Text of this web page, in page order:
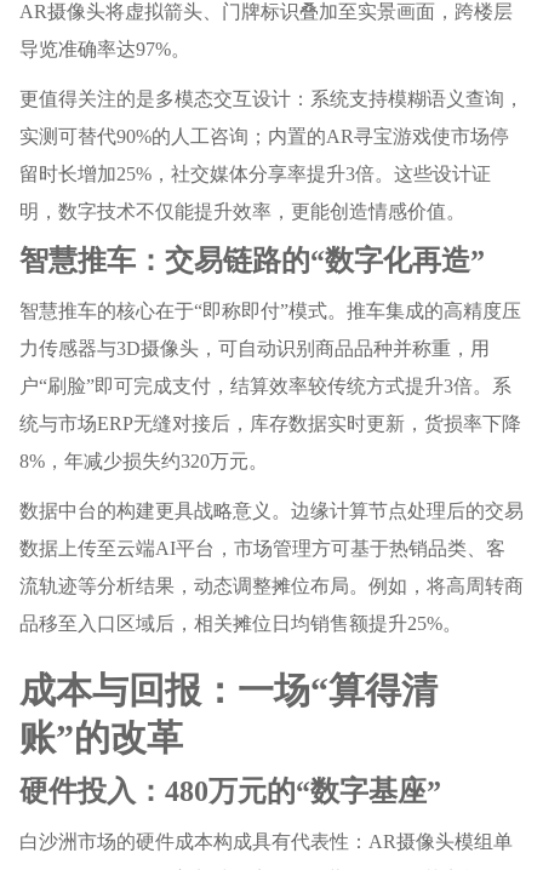
AR摄像头将虚拟箭头、门牌标识叠加至实景画面，跨楼层
导览准确率达97%。
更值得关注的是多模态交互设计：系统支持模糊语义查询，
实测可替代90%的人工咨询；内置的AR寻宝游戏使市场停
留时长增加25%，社交媒体分享率提升3倍。这些设计证
明，数字技术不仅能提升效率，更能创造情感价值。
智慧推车：交易链路的“数字化再造”
智慧推车的核心在于“即称即付”模式。推车集成的高精度压
力传感器与3D摄像头，可自动识别商品品种并称重，用
户“刷脸”即可完成支付，结算效率较传统方式提升3倍。系
统与市场ERP无缝对接后，库存数据实时更新，货损率下降
8%，年减少损失约320万元。
数据中台的构建更具战略意义。边缘计算节点处理后的交易
数据上传至云端AI平台，市场管理方可基于热销品类、客
流轨迹等分析结果，动态调整摊位布局。例如，将高周转商
品移至入口区域后，相关摊位日均销售额提升25%。
成本与回报：一场“算得清
账”的改革
硬件投入：480万元的“数字基座”
白沙洲市场的硬件成本构成具有代表性：AR摄像头模组单